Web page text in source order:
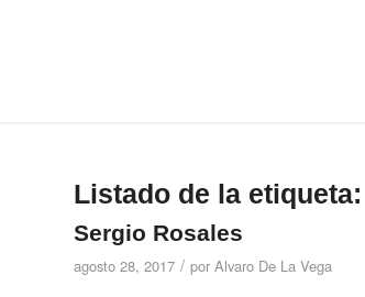
Listado de la etiqueta:
Sergio Rosales
agosto 28, 2017 / por Alvaro De La Vega